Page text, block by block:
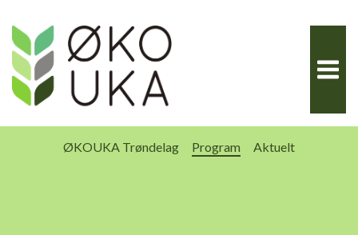
innhold
ØKOUKA Trøndelag Program Aktuelt